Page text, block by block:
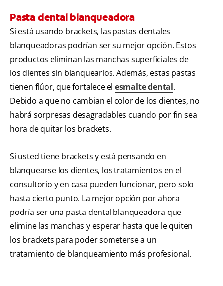
Pasta dental blanqueadora
Si está usando brackets, las pastas dentales
blanqueadoras podrían ser su mejor opción. Estos
productos eliminan las manchas superficiales de
los dientes sin blanquearlos. Además, estas pastas
tienen flúor, que fortalece el esmalte dental.
Debido a que no cambian el color de los dientes, no
habrá sorpresas desagradables cuando por fin sea
hora de quitar los brackets.
Si usted tiene brackets y está pensando en
blanquearse los dientes, los tratamientos en el
consultorio y en casa pueden funcionar, pero solo
hasta cierto punto. La mejor opción por ahora
podría ser una pasta dental blanqueadora que
elimine las manchas y esperar hasta que le quiten
los brackets para poder someterse a un
tratamiento de blanqueamiento más profesional.